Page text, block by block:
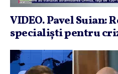
VIDEO. Pavel Suian:
specialişti pentru